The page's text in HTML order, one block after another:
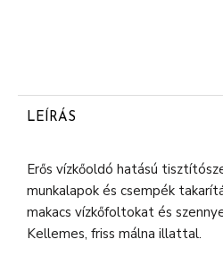
LEÍRÁS
Erős vízkőoldó hatású
munkalapok és csempék
makacs vízkőfoltokat és
Kellemes, friss málna illattal.